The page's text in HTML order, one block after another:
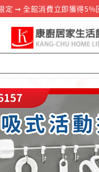
定 ⇝ 全館消費立即獲得5%